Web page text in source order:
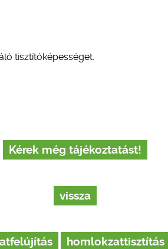
tisztítóképességet.
Kérek még tájékoztatást!
vissza
homlokzattisztítás